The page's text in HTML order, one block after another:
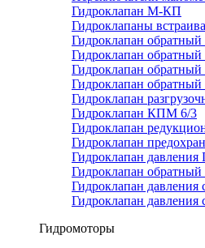
Гидроклапан М-КП
Гидроклапаны
Гидроклапан
Гидроклапан
Гидроклапан
Гидроклапан
Гидроклапан
Гидроклапан КПМ 6/3
Гидроклапан
Гидроклапан
Гидроклапан давления
Гидроклапан
Гидроклапан
Гидроклапан давления
Гидромоторы